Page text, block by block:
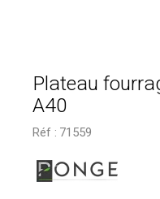
Plateau
A40
Réf : 71559